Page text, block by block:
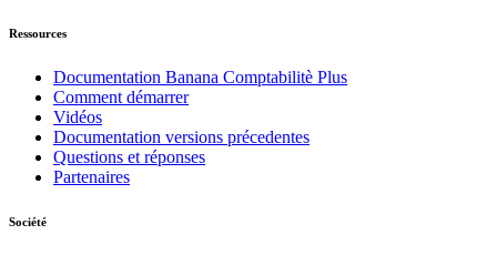
Ressources
Documentation Banana Comptabilitè Plus
Comment démarrer
Vidéos
Documentation versions précedentes
Questions et réponses
Partenaires
Société